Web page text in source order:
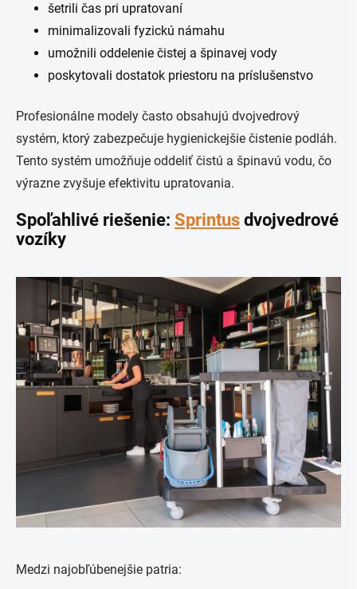
šetrili čas pri upratovaní
minimalizovali fyzickú námahu
umožnili oddelenie čistej a špinavej vody
poskytovali dostatok priestoru na príslušenstvo
Profesionálne modely často obsahujú dvojvedrový
systém, ktorý zabezpečuje hygienickejšie čistenie podláh.
Tento systém umožňuje oddeliť čistú a špinavú vodu, čo
výrazne zvyšuje efektivitu upratovania.
Spoľahlivé riešenie: Sprintus dvojvedrové
vozíky
Medzi najobľúbenejšie patria: